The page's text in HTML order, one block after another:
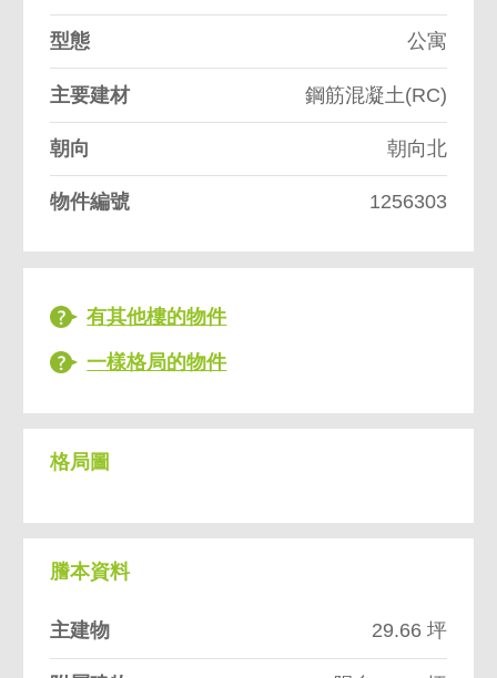
型態 公寓
主要建材 鋼筋混凝土(RC)
朝向 朝向北
物件編號 1256303
有其他樓的物件
一樣格局的物件
格局圖
謄本資料
主建物 29.66 坪